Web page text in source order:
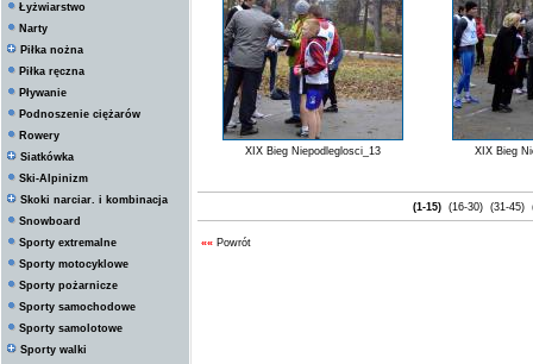
Łyżwiarstwo
Narty
Piłka nożna
Piłka ręczna
Pływanie
Podnoszenie ciężarów
Rowery
Siatkówka
Ski-Alpinizm
Skoki narciar. i kombinacja
Snowboard
Sporty extremalne
Sporty motocyklowe
Sporty pożarnicze
Sporty samochodowe
Sporty samolotowe
Sporty walki
XIX Bieg Niepodleglosci_13 XIX Bieg
(1-15) (16-30) (31-45)
«« Powrót